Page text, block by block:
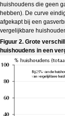
huishoudens die geen
hebben). De curve
afgekapt bij een
vergelijkbare
Figuur 2. Grote
huishoudens in een